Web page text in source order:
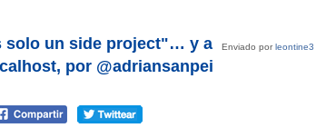
Enviado porleontine3
solo un side project"… y a
por @adriansanpei